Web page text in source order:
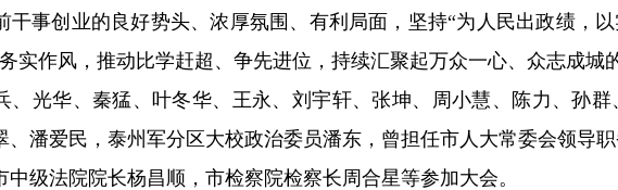
干事创业的良好势头、浓厚氛围、有利局面，坚持“为人民出政绩，
实作风，推动比学赶超、争先进位，持续汇聚起万众一心、众志成城
、光华、秦猛、叶冬华、王永、刘宇轩、张坤、周小慧、陈力、孙
、潘爱民，泰州军分区大校政治委员潘东，曾担任市人大常委会领导
中级法院院长杨昌顺，市检察院检察长周合星等参加大会。